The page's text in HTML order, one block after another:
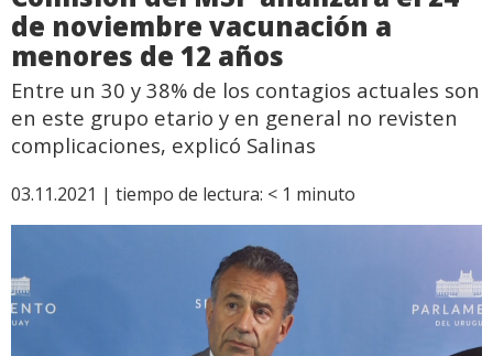
de noviembre vacunación a
menores de 12 años
Entre un 30 y 38% de los contagios actuales son
en este grupo etario y en general no revisten
complicaciones, explicó Salinas
03.11.2021 | tiempo de lectura: < 1 minuto